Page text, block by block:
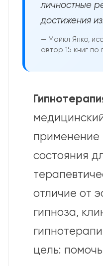
личностные
достижения
— Майкл Япко,
автор 15 книг по
применение
состояния
отличие от
гипноза,
цель: